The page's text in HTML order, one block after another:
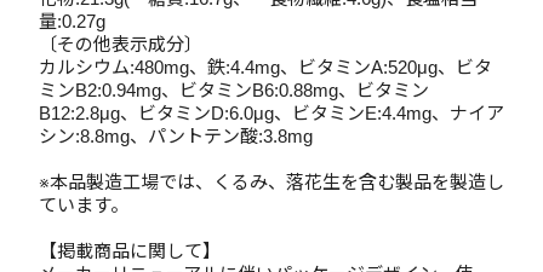
量:0.27g
〔その他表示成分〕
カルシウム:480mg、鉄:4.4mg、ビタミンA:520μg、ビタ
ミンB2:0.94mg、ビタミンB6:0.88mg、ビタミン
B12:2.8μg、ビタミンD:6.0μg、ビタミンE:4.4mg、ナイア
シン:8.8mg、パントテン酸:3.8mg
※本品製造工場では、くるみ、落花生を含む製品を製造し
ています。
【掲載商品に関して】